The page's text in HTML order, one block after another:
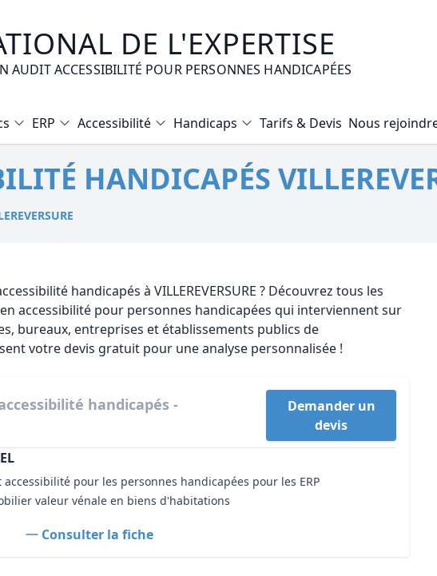
DE L'EXPERTISE
AUDIT ACCESSIBILITÉ POUR PERSONNES HANDICAPÉES
Electrique
Gaz
Plomb
Certificat d’Habitabilité
ERP Accessibilité Handicaps Tarifs & Devis Nous
HANDICAPÉS
handicapés à VILLEREVERSURE ? Découvrez tous les
accessibilité pour personnes handicapées qui interviennent sur
bureaux, entreprises et établissements publics de
votre devis gratuit pour une analyse personnalisée !
handicapés -
Demander un
devis
accessibilité pour les personnes handicapées pour les ERP
valeur vénale en biens d'habitations
Consulter la fiche